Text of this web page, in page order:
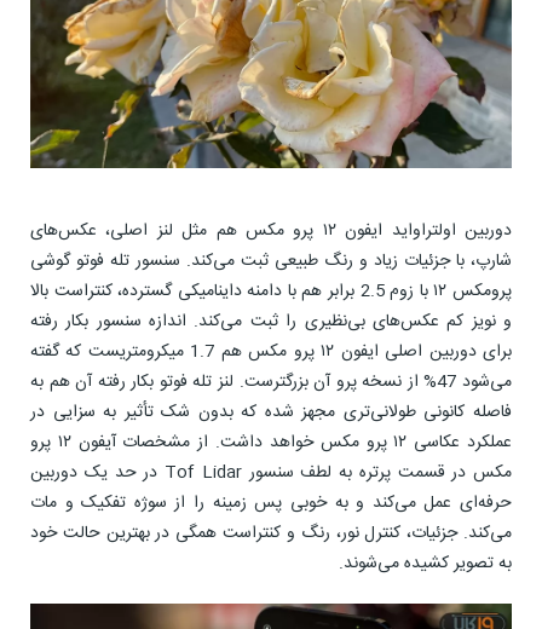
دوربین اولتراواید ایفون ۱۲ پرو مکس هم مثل لنز اصلی، عکس‌های
شارپ، با جزئیات زیاد و رنگ طبیعی ثبت می‌کند. سنسور تله فوتو گوشی
پرومکس ۱۲ با زوم 2.5 برابر هم با دامنه داینامیکی گسترده، کنتراست بالا
و نویز کم عکس‌های بی‌نظیری را ثبت می‌کند. اندازه سنسور بکار رفته
برای دوربین اصلی ایفون ۱۲ پرو مکس هم 1.7 میکرومتریست که گفته
می‌شود 47% از نسخه پرو آن بزرگترست. لنز تله فوتو بکار رفته آن هم به
فاصله کانونی طولانی‌تری مجهز شده که بدون شک تأثیر به سزایی در
عملکرد عکاسی ۱۲ پرو مکس خواهد داشت. از مشخصات آیفون ۱۲ پرو
مکس در قسمت پرتره به لطف سنسور Tof Lidar در حد یک دوربین
حرفه‌ای عمل می‌کند و به خوبی پس زمینه را از سوژه تفکیک و مات
می‌کند. جزئیات، کنترل نور، رنگ و کنتراست همگی در بهترین حالت خود
به تصویر کشیده می‌شوند.